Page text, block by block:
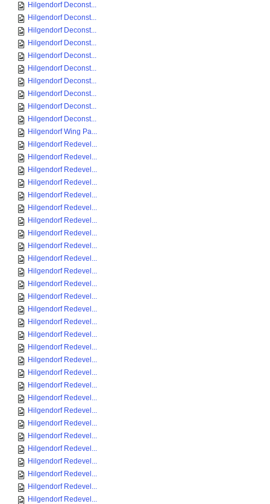
Hilgendorf Deconst...
Hilgendorf Deconst...
Hilgendorf Deconst...
Hilgendorf Deconst...
Hilgendorf Deconst...
Hilgendorf Deconst...
Hilgendorf Deconst...
Hilgendorf Deconst...
Hilgendorf Deconst...
Hilgendorf Deconst...
Hilgendorf Wing Pa...
Hilgendorf Redevel...
Hilgendorf Redevel...
Hilgendorf Redevel...
Hilgendorf Redevel...
Hilgendorf Redevel...
Hilgendorf Redevel...
Hilgendorf Redevel...
Hilgendorf Redevel...
Hilgendorf Redevel...
Hilgendorf Redevel...
Hilgendorf Redevel...
Hilgendorf Redevel...
Hilgendorf Redevel...
Hilgendorf Redevel...
Hilgendorf Redevel...
Hilgendorf Redevel...
Hilgendorf Redevel...
Hilgendorf Redevel...
Hilgendorf Redevel...
Hilgendorf Redevel...
Hilgendorf Redevel...
Hilgendorf Redevel...
Hilgendorf Redevel...
Hilgendorf Redevel...
Hilgendorf Redevel...
Hilgendorf Redevel...
Hilgendorf Redevel...
Hilgendorf Redevel...
Hilgendorf Redevel...